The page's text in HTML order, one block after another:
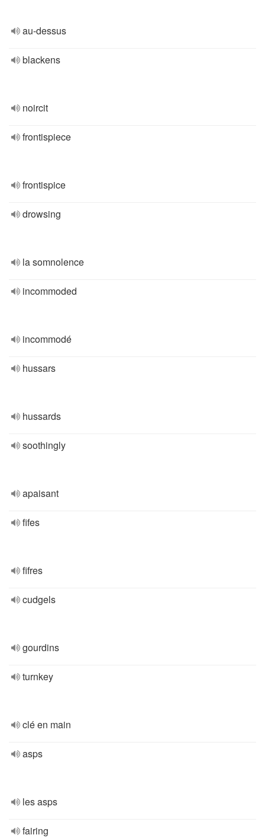
au-dessus
blackens
noircit
frontispiece
frontispice
drowsing
la somnolence
incommoded
incommodé
hussars
hussards
soothingly
apaisant
fifes
fifres
cudgels
gourdins
turnkey
clé en main
asps
les asps
fairing